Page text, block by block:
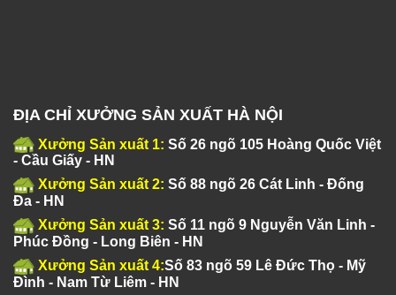
ĐỊA CHỈ XƯỞNG SẢN XUẤT HÀ NỘI
Xưởng Sản xuất 1: Số 26 ngõ 105 Hoàng Quốc Việt
- Cầu Giấy - HN
Xưởng Sản xuất 2: Số 88 ngõ 26 Cát Linh - Đống
Đa - HN
Xưởng Sản xuất 3: Số 11 ngõ 9 Nguyễn Văn Linh -
Phúc Đồng - Long Biên - HN
Xưởng Sản xuất 4:Số 83 ngõ 59 Lê Đức Thọ - Mỹ
Đình - Nam Từ Liêm - HN